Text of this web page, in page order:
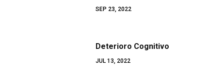
SEP 23, 2022
Deterioro Cognitivo
JUL 13, 2022